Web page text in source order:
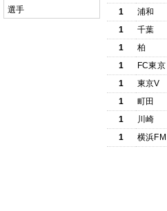
選手
1
浦和
1
千葉
1
柏
1
FC東京
1
東京V
1
町田
1
川崎
1
横浜FM